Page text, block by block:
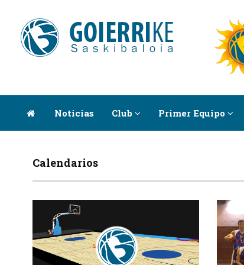
Noticias Club Primer Equipo
Calendarios